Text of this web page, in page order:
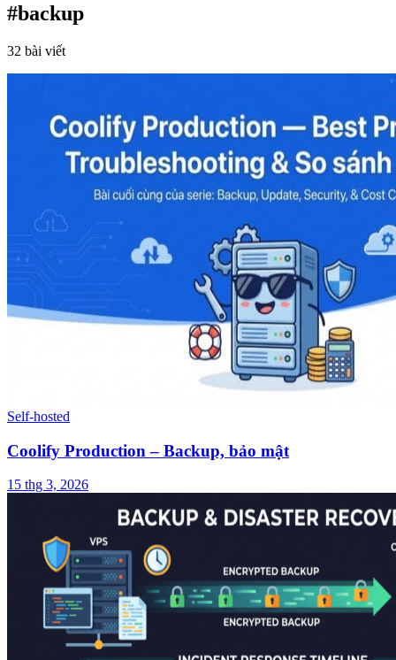
#backup
32 bài viết
Self-hosted
Coolify Production – Backup, bảo mật
15 thg 3, 2026